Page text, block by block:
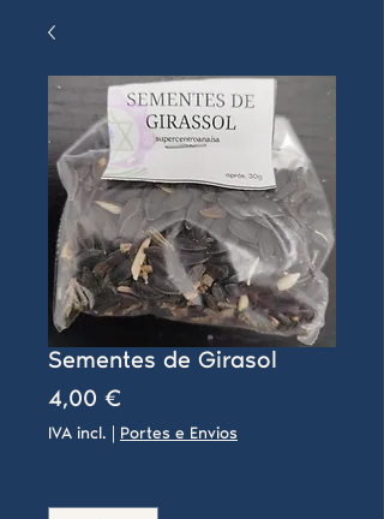
Sementes de Girasol
4,00 €Preço
IVA incl. Portes e Envios